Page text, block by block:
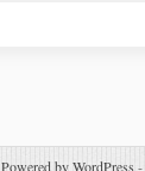
Powered by WordPress -